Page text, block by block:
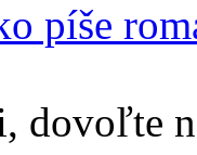
píše
dovoľte